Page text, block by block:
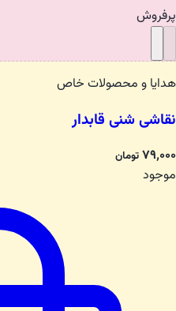
پرفروش
هدایا و محصولات خاص
نقاشی شنی قابدار
۷۹٬۰۰۰تومان
موجود